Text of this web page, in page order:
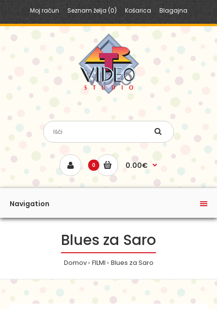
Moj račun Seznam želja (0) Košarica Blagajna
0 0.00€
Navigation
Blues za Saro
Domov FILMI Blues za Saro